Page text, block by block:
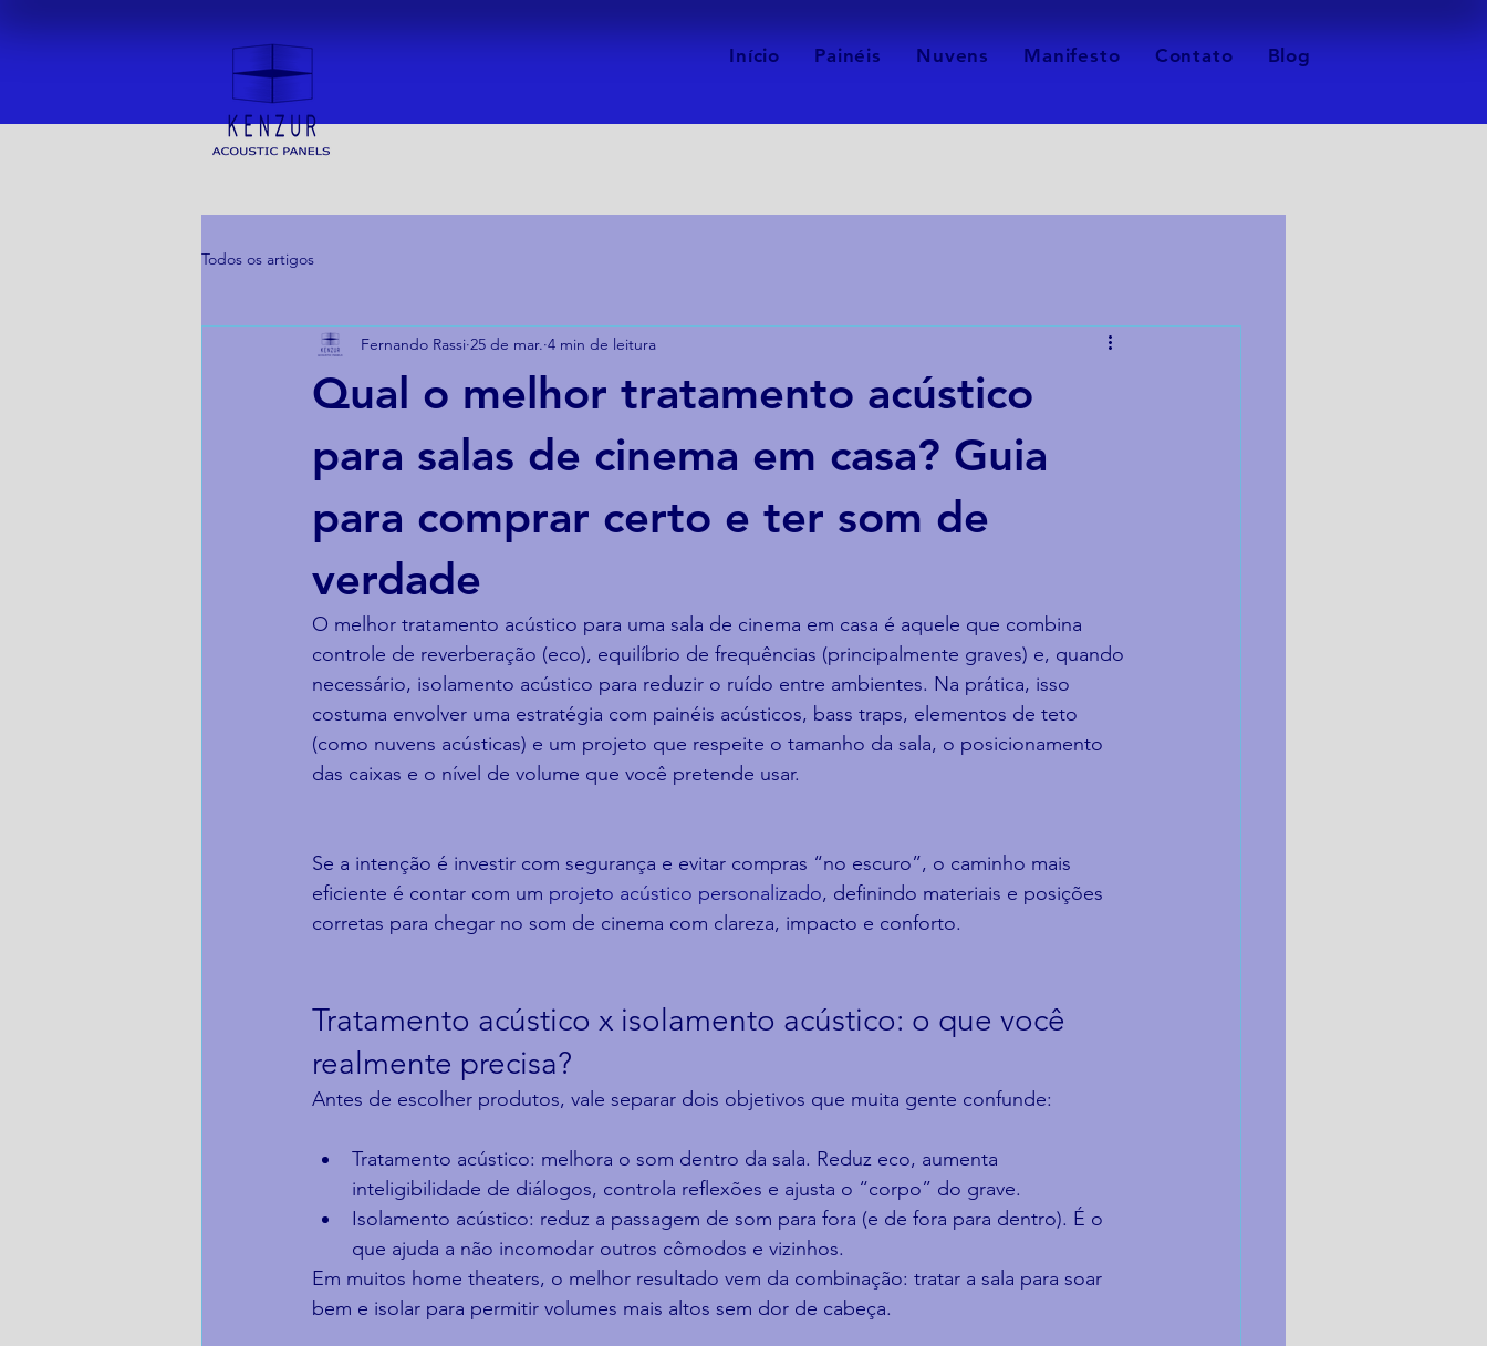
Início Painéis Nuvens Manifesto Contato Blog
Todos os artigos
Qual o melhor tratamento acústico
para salas de cinema em casa? Guia
para comprar certo e ter som de
verdade
Fernando Rassi 25 de mar. 4 min de leitura
O melhor tratamento acústico para uma sala de cinema em casa é aquele que combina
controle de reverberação (eco), equilíbrio de frequências (principalmente graves) e, quando
necessário, isolamento acústico para reduzir o ruído entre ambientes. Na prática, isso
costuma envolver uma estratégia com painéis acústicos, bass traps, elementos de teto
(como nuvens acústicas) e um projeto que respeite o tamanho da sala, o posicionamento
das caixas e o nível de volume que você pretende usar.
Se a intenção é investir com segurança e evitar compras “no escuro”, o caminho mais
eficiente é contar com um projeto acústico personalizado, definindo materiais e posições
corretas para chegar no som de cinema com clareza, impacto e conforto.
Tratamento acústico x isolamento acústico: o que você
realmente precisa?
Antes de escolher produtos, vale separar dois objetivos que muita gente confunde:
Tratamento acústico: melhora o som dentro da sala. Reduz eco, aumenta
inteligibilidade de diálogos, controla reflexões e ajusta o “corpo” do grave.
Isolamento acústico: reduz a passagem de som para fora (e de fora para dentro). É o
que ajuda a não incomodar outros cômodos e vizinhos.
Em muitos home theaters, o melhor resultado vem da combinação: tratar a sala para soar
bem e isolar para permitir volumes mais altos sem dor de cabeça.